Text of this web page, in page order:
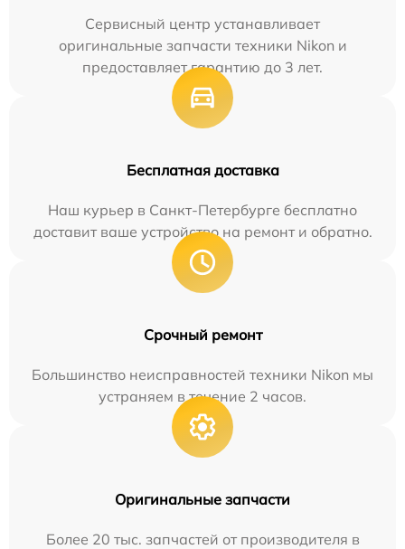
Сервисный центр устанавливает
оригинальные запчасти техники Nikon и
предоставляет гарантию до 3 лет.
Бесплатная доставка
Наш курьер в Санкт-Петербурге бесплатно
доставит ваше устройство на ремонт и обратно.
Срочный ремонт
Большинство неисправностей техники Nikon мы
устраняем в течение 2 часов.
Оригинальные запчасти
Более 20 тыс. запчастей от производителя в